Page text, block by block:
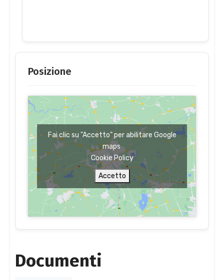
Posizione
Fai clic su "Accetto" per abilitare Google
maps
Cookie Policy
Accetto
Documenti